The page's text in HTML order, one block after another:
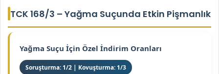
TCK 168/3 – Yağma Suçunda Etkin Pişmanlık
Yağma Suçu İçin Özel İndirim Oranları
Soruşturma: 1/2 | Kovuşturma: 1/3